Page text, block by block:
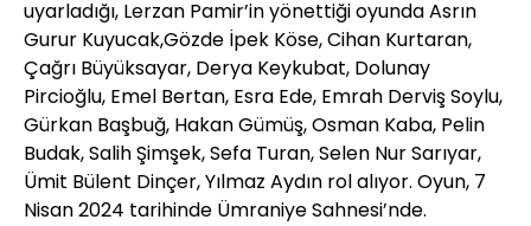
uyarladığı, Lerzan Pamir’in yönettiği oyunda Asrın
Gurur Kuyucak,Gözde İpek Köse, Cihan Kurtaran,
Çağrı Büyüksayar, Derya Keykubat, Dolunay
Pircioğlu, Emel Bertan, Esra Ede, Emrah Derviş Soylu,
Gürkan Başbuğ, Hakan Gümüş, Osman Kaba, Pelin
Budak, Salih Şimşek, Sefa Turan, Selen Nur Sarıyar,
Ümit Bülent Dinçer, Yılmaz Aydın rol alıyor. Oyun, 7
Nisan 2024 tarihinde Ümraniye Sahnesi’nde.